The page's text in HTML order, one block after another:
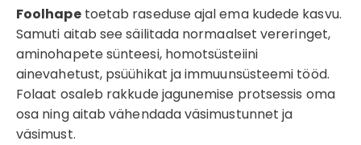
Foolhapetoetab raseduse ajal ema kudede kasvu.
Samuti aitab see säilitada normaalset vereringet,
aminohapete sünteesi, homotsüsteiini
ainevahetust, psüühikat ja immuunsüsteemi tööd.
Folaat osaleb rakkude jagunemise protsessis oma
osa ning aitab vähendada väsimustunnet ja
väsimust.